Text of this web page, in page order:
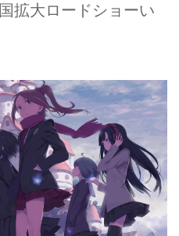
拡大ロードショーい